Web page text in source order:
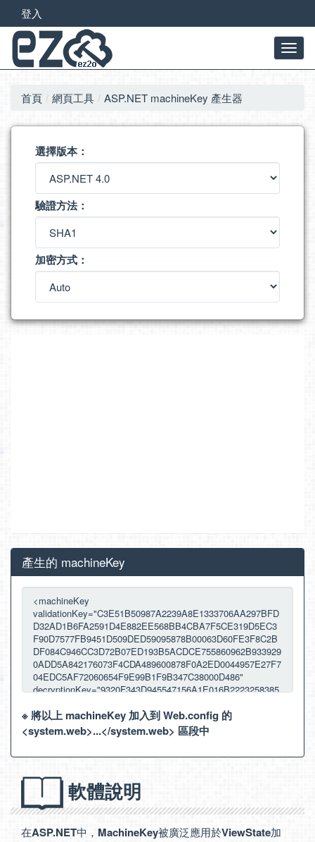
登入
首頁 網頁工具 ASP.NET machineKey 產生器
選擇版本：
驗證方法：
加密方式：
產生的 machineKey
※ 將以上 machineKey 加入到 Web.config 的
<system.web>...</system.web> 區段中
軟體說明
在ASP.NET中， MachineKey被廣泛應用於ViewState加